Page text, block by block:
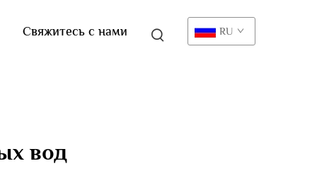
Свяжитесь с нами RU
вод